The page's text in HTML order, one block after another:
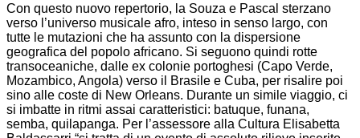
Con questo nuovo repertorio, la Souza e Pascal sterzano
verso l’universo musicale afro, inteso in senso largo, con
tutte le mutazioni che ha assunto con la dispersione
geografica del popolo africano. Si seguono quindi rotte
transoceaniche, dalle ex colonie portoghesi (Capo Verde,
Mozambico, Angola) verso il Brasile e Cuba, per risalire poi
sino alle coste di New Orleans. Durante un simile viaggio, ci
si imbatte in ritmi assai caratteristici: batuque, funana,
semba, quilapanga. Per l’assessore alla Cultura Elisabetta